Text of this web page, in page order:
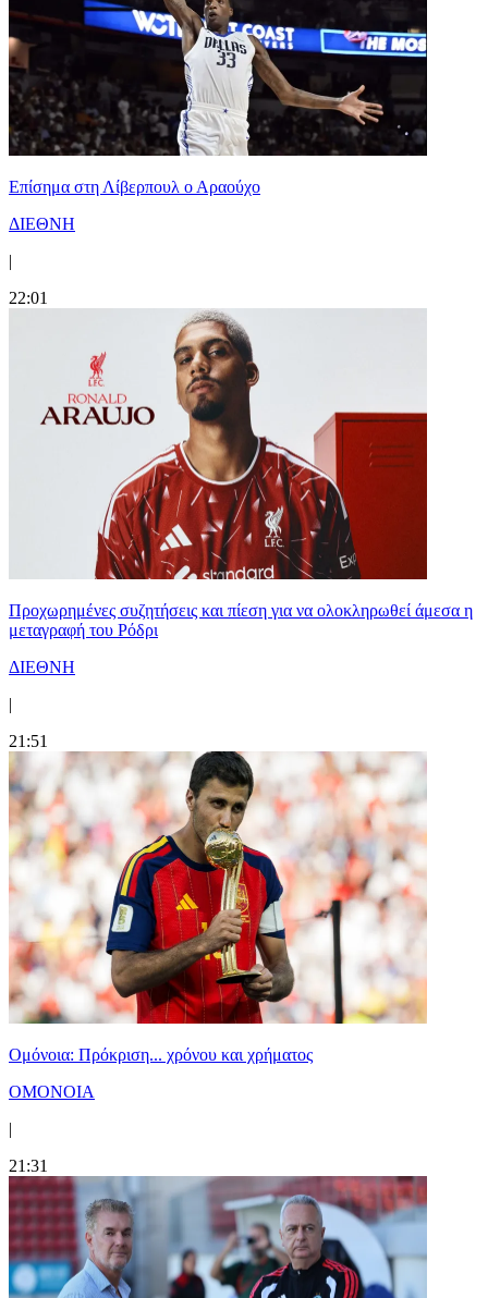
Επίσημα στη Λίβερπουλ ο Αραούχο
ΔΙΕΘΝΗ
|
22:01
Προχωρημένες συζητήσεις και πίεση για να ολοκληρωθεί άμεσα η
μεταγραφή του Ρόδρι
ΔΙΕΘΝΗ
|
21:51
Ομόνοια: Πρόκριση... χρόνου και χρήματος
ΟΜΟΝΟΙΑ
|
21:31